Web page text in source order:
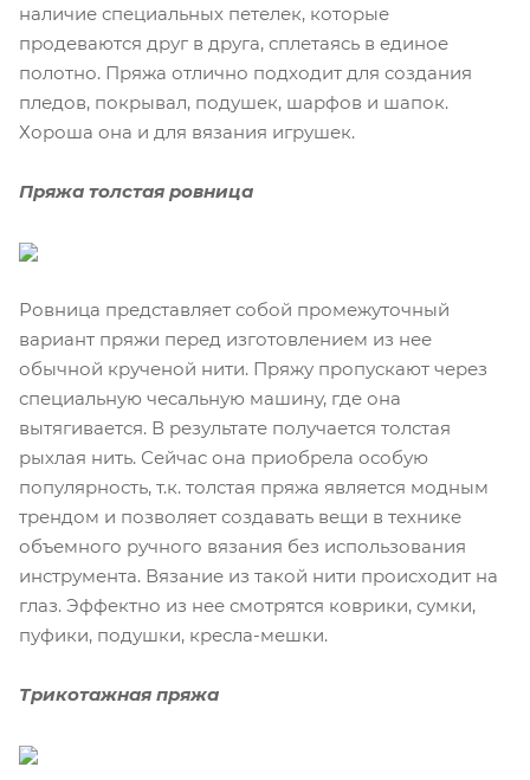
наличие специальных петелек, которые
продеваются друг в друга, сплетаясь в единое
полотно. Пряжа отлично подходит для создания
пледов, покрывал, подушек, шарфов и шапок.
Хороша она и для вязания игрушек.
Пряжа толстая ровница
Ровница представляет собой промежуточный
вариант пряжи перед изготовлением из нее
обычной крученой нити. Пряжу пропускают через
специальную чесальную машину, где она
вытягивается. В результате получается толстая
рыхлая нить. Сейчас она приобрела особую
популярность, т.к. толстая пряжа является модным
трендом и позволяет создавать вещи в технике
объемного ручного вязания без использования
инструмента. Вязание из такой нити происходит на
глаз. Эффектно из нее смотрятся коврики, сумки,
пуфики, подушки, кресла-мешки.
Трикотажная пряжа